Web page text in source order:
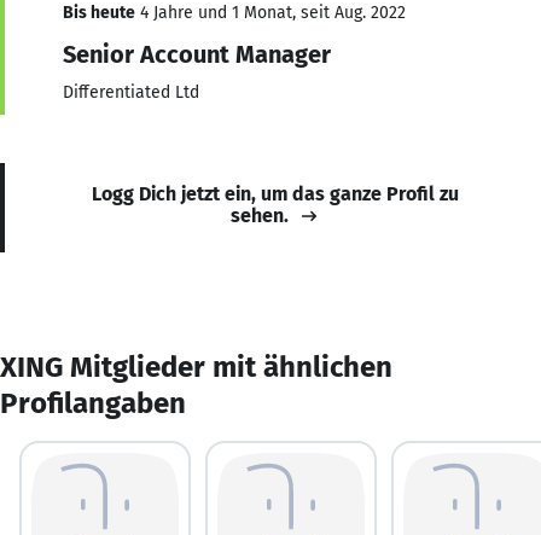
Bis heute 4 Jahre und 1 Monat, seit Aug. 2022
Senior Account Manager
Differentiated Ltd
Logg Dich jetzt ein, um das ganze Profil zu
sehen.
XING Mitglieder mit ähnlichen
Profilangaben